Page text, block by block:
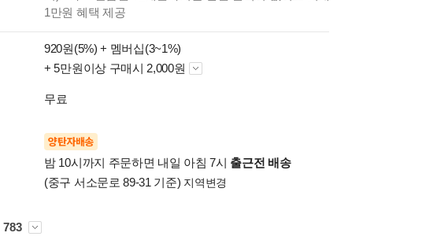
1만원 혜택 제공
920원(5%) + 멤버십(3~1%)
+ 5만원이상 구매시 2,000원
무료
양탄자배송
밤 10시까지 주문하면 내일 아침 7시 출근전 배송
(중구 서소문로 89-31 기준) 지역변경
783